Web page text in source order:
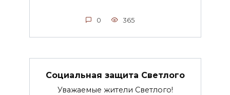
0 365
Социальная защита Светлого
Уважаемые жители Светлого!